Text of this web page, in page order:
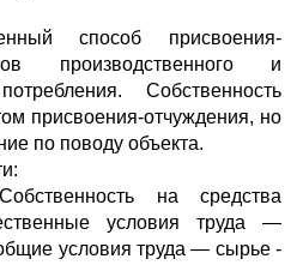
способ присвоения-
производственного и
Собственность
присвоения-отчуждения, но
по поводу объекта.
на средства
условия труда —
условия труда — сырье -